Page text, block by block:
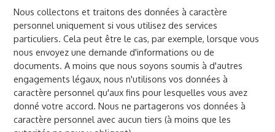
Nous collectons et traitons des données à caractère
personnel uniquement si vous utilisez des services
particuliers. Cela peut être le cas, par exemple, lorsque vous
nous envoyez une demande d'informations ou de
documents. A moins que nous soyons soumis à d'autres
engagements légaux, nous n'utilisons vos données à
caractère personnel qu'aux fins pour lesquelles vous avez
donné votre accord. Nous ne partagerons vos données à
caractère personnel avec aucun tiers (à moins que les